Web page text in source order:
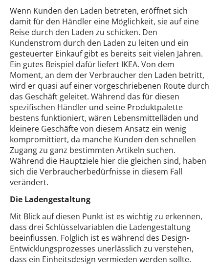
Wenn Kunden den Laden betreten, eröffnet sich
damit für den Händler eine Möglichkeit, sie auf eine
Reise durch den Laden zu schicken. Den
Kundenstrom durch den Laden zu leiten und ein
gesteuerter Einkauf gibt es bereits seit vielen Jahren.
Ein gutes Beispiel dafür liefert IKEA. Von dem
Moment, an dem der Verbraucher den Laden betritt,
wird er quasi auf einer vorgeschriebenen Route durch
das Geschäft geleitet. Während das für diesen
spezifischen Händler und seine Produktpalette
bestens funktioniert, wären Lebensmittelläden und
kleinere Geschäfte von diesem Ansatz ein wenig
kompromittiert, da manche Kunden den schnellen
Zugang zu ganz bestimmten Artikeln suchen.
Während die Hauptziele hier die gleichen sind, haben
sich die Verbraucherbedürfnisse in diesem Fall
verändert.
Die Ladengestaltung
Mit Blick auf diesen Punkt ist es wichtig zu erkennen,
dass drei Schlüsselvariablen die Ladengestaltung
beeinflussen. Folglich ist es während des Design-
Entwicklungsprozesses unerlässlich zu verstehen,
dass ein Einheitsdesign vermieden werden sollte.